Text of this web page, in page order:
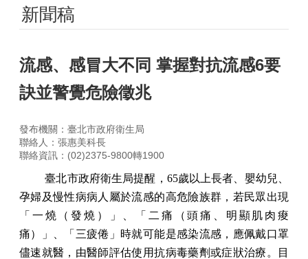
新聞稿
流感、感冒大不同 掌握對抗流感6要
訣並警覺危險徵兆
發布機關：臺北市政府衛生局
聯絡人：張惠美科長
聯絡資訊：(02)2375-9800轉1900
臺北市政府衛生局提醒， 65歲以上長者、嬰幼兒、
孕婦及慢性病病人屬於流感的高危險族群，若民眾出現
「一燒（發燒）」、「二痛（頭痛、明顯肌肉痠
痛）」、「三疲倦」時就可能是感染流感，應佩戴口罩
儘速就醫，由醫師評估使用抗病毒藥劑或症狀治療。目